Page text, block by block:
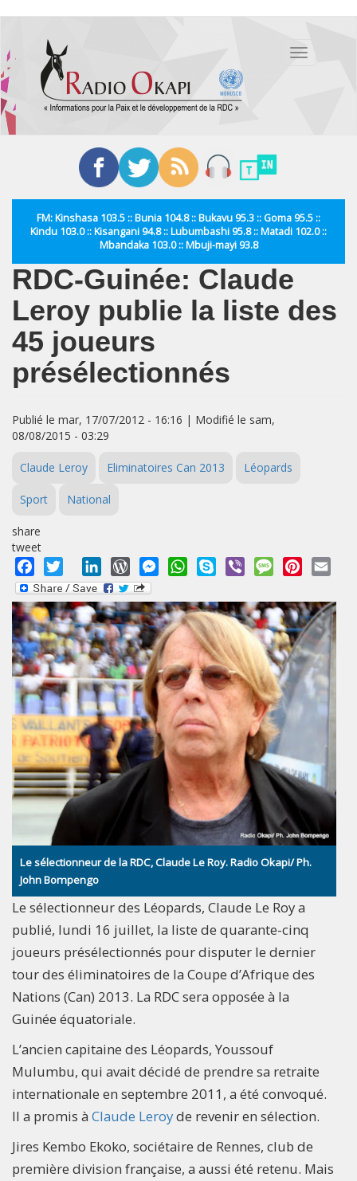
contenu
principal
Toggle
FM: Kinshasa 103.5 :: Bunia 104.8 :: Bukavu 95.3 :: Goma 95.5 ::
Kindu 103.0 :: Kisangani 94.8 :: Lubumbashi 95.8 :: Matadi 102.0 ::
Mbandaka 103.0 :: Mbuji-mayi 93.8
RDC-Guinée: Claude
Leroy publie la liste des
45 joueurs
présélectionnés
Publié le mar, 17/07/2012 - 16:16 | Modifié le sam,
08/08/2015 - 03:29
Claude Leroy Eliminatoires Can 2013 Léopards
Sport National
share
tweet
Facebook
Twitter LinkedInWordPressMessengerWhatsApp
Skype Viber MessagePinterest
Le sélectionneur de la RDC, Claude Le Roy. Radio Okapi/ Ph.
John Bompengo
Le sélectionneur des Léopards, Claude Le Roy a
publié, lundi 16 juillet, la liste de quarante-cinq
joueurs présélectionnés pour disputer le dernier
tour des éliminatoires de la Coupe d’Afrique des
Nations (Can) 2013. La RDC sera opposée à la
Guinée équatoriale.
L’ancien capitaine des Léopards, Youssouf
Mulumbu, qui avait décidé de prendre sa retraite
internationale en septembre 2011, a été convoqué.
Il a promis à Claude Leroyde revenir en sélection.
Jires Kembo Ekoko, sociétaire de Rennes, club de
première division française, a aussi été retenu. Mais